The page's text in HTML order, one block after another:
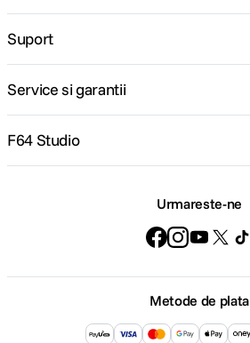
Suport
Service si garantii
F64 Studio
Urmareste-ne
Metode de plata